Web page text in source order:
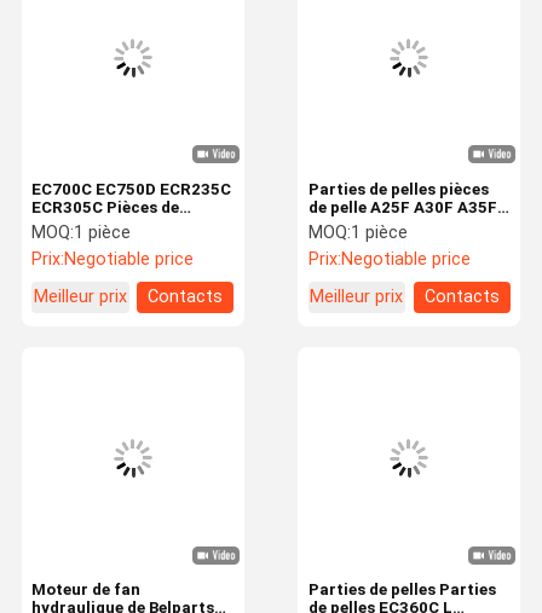
Produits
À Propos De
Parties de pelles pièces
de pelle A25F A30F A35F
A40F Ventilateur à piston
VOE 15070857
MOQ:1 pièce
Prix:Negotiable price
Meilleur prix
Contacts
EC700C EC750D ECR235C
ECR305C Pièces de
moteur à piston
MOQ:1 pièce
Prix:Negotiable price
Meilleur prix
Contacts
Parties de pelles Parties
de pelles EC360C L
Moteur de fan
hydraulique de Belparts